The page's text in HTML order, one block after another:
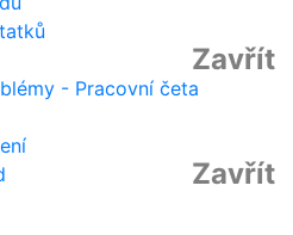
Zavřít
- Pracovní četa
Zavřít